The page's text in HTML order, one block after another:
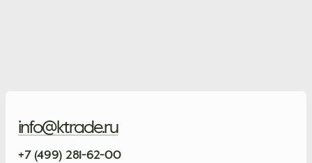
info@ktrade.ru
+7 (499) 281-62-00